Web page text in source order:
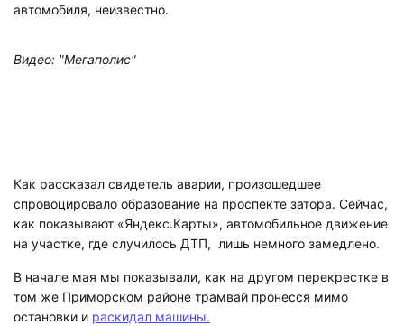
автомобиля, неизвестно.
Видео: "Мегаполис"
Как рассказал свидетель аварии, произошедшее
спровоцировало образование на проспекте затора. Сейчас,
как показывают «Яндекс.Карты», автомобильное движение
на участке, где случилось ДТП, лишь немного замедлено.
В начале мая мы показывали, как на другом перекрестке в
том же Приморском районе трамвай пронесся мимо
остановки и раскидал машины.